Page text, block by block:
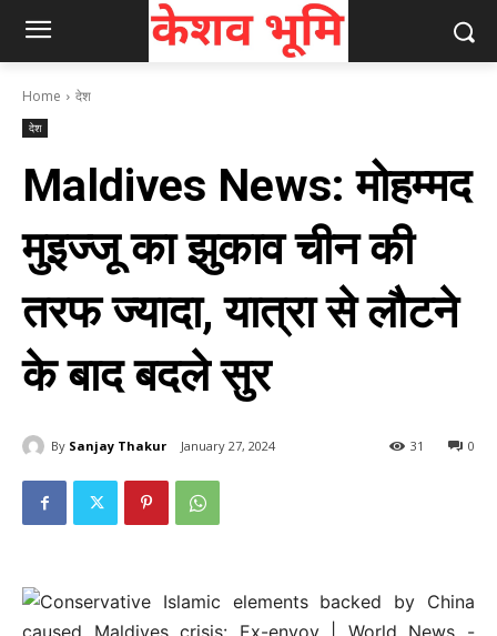
Home देश
देश
Maldives News: मोहम्मद
मुइज्जू का झुकाव चीन की
तरफ ज्‍यादा, यात्रा से लौटने
के बाद बदले सुर
By Sanjay Thakur January 27, 2024 0
31